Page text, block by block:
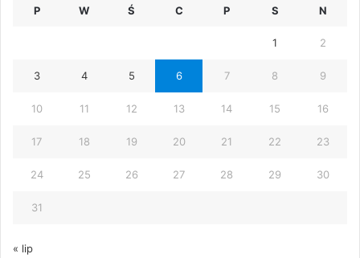
P W Ś C P S N
1 2
3 4 5 6 7 8 9
10 11 12 13 14 15 16
17 18 19 20 21 22 23
24 25 26 27 28 29 30
31
« lip